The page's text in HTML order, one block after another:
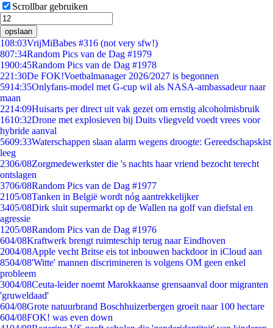
Scrollbar gebruiken
opslaan
108:03VrijMiBabes #316 (not very sfw!)
807:34Random Pics van de Dag #1979
1900:45Random Pics van de Dag #1978
221:30De FOK!Voetbalmanager 2026/2027 is begonnen
5914:35Onlyfans-model met G-cup wil als NASA-ambassadeur naar
maan
2214:09Huisarts per direct uit vak gezet om ernstig alcoholmisbruik
1610:32Drone met explosieven bij Duits vliegveld voedt vrees voor
hybride aanval
5609:33Waterschappen slaan alarm wegens droogte: Gereedschapskist
leeg
2306/08Zorgmedewerkster die 's nachts haar vriend bezocht terecht
ontslagen
3706/08Random Pics van de Dag #1977
2105/08Tanken in België wordt nóg aantrekkelijker
3405/08Dirk sluit supermarkt op de Wallen na golf van diefstal en
agressie
1205/08Random Pics van de Dag #1976
604/08Kraftwerk brengt ruimteschip terug naar Eindhoven
2004/08Apple vecht Britse eis tot inbouwen backdoor in iCloud aan
8504/08'Witte' mannen discrimineren is volgens OM geen enkel
probleem
3004/08Ceuta-leider noemt Marokkaanse grensaanval door migranten
'gruweldaad'
604/08Grote natuurbrand Boschhuizerbergen groeit naar 100 hectare
604/08FOK! was even down